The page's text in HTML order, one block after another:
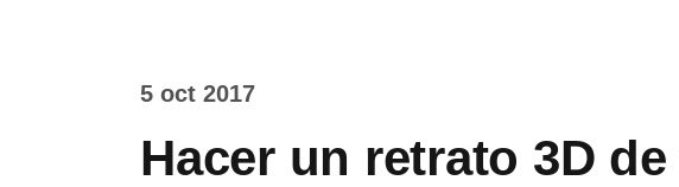
5 oct 2017
Hacer un retrato 3D